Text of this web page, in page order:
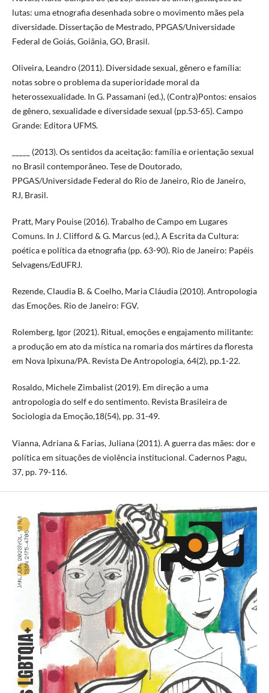
lutas: uma etnografia desenhada sobre o movimento mães pela
diversidade. Dissertação de Mestrado, PPGAS/Universidade
Federal de Goiás, Goiânia, GO, Brasil.
Oliveira, Leandro (2011). Diversidade sexual, gênero e família:
notas sobre o problema da superioridade moral da
heterossexualidade. In G. Passamani (ed.), (Contra)Pontos: ensaios
de gênero, sexualidade e diversidade sexual (pp.53-65). Campo
Grande: Editora UFMS.
_____ (2013). Os sentidos da aceitação: família e orientação sexual
no Brasil contemporâneo. Tese de Doutorado,
PPGAS/Universidade Federal do Rio de Janeiro, Rio de Janeiro,
RJ, Brasil.
Pratt, Mary Pouise (2016). Trabalho de Campo em Lugares
Comuns. In J. Clifford & G. Marcus (ed.), A Escrita da Cultura:
poética e política da etnografia (pp. 63-90). Rio de Janeiro: Papéis
Selvagens/EdUFRJ.
Rezende, Claudia B. & Coelho, Maria Cláudia (2010). Antropologia
das Emoções. Rio de Janeiro: FGV.
Rolemberg, Igor (2021). Ritual, emoções e engajamento militante:
a produção em ato da mística na romaria dos mártires da floresta
em Nova Ipixuna/PA. Revista De Antropologia, 64(2), pp.1-22.
Rosaldo, Michele Zimbalist (2019). Em direção a uma
antropologia do self e do sentimento. Revista Brasileira de
Sociologia da Emoção,18(54), pp. 31-49.
Vianna, Adriana & Farias, Juliana (2011). A guerra das mães: dor e
política em situações de violência institucional. Cadernos Pagu,
37, pp. 79-116.